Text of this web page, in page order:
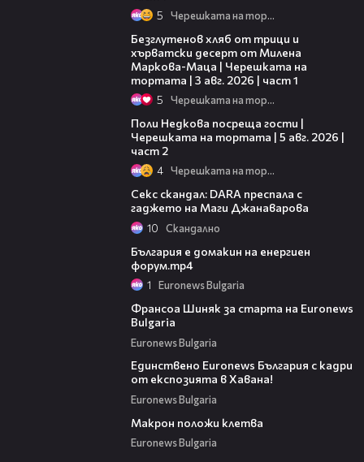
5 Черешката на тортата
Безглутенов хляб от трици и
хърватски десерт от Милена
Маркова-Маца | Черешката на
тортата | 3 авг. 2026 | част 1
5 Черешката на тортата
Поли Недкова посреща гости |
Черешката на тортата | 5 авг. 2026 |
част 2
4 Черешката на тортата
Секс скандал: DARA преспала с
гаджето на Маги Джанаварова
10 Скандално
България е домакин на енергиен
форум.mp4
1 Euronews Bulgaria
Франсоа Шиняк за старта на Euronews
Bulgaria
Euronews Bulgaria
Единствено Euronews България с кадри
от експозията в Хавана!
Euronews Bulgaria
Макрон положи клетва
Euronews Bulgaria